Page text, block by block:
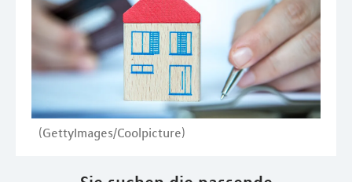
(GettyImages/Coolpicture)